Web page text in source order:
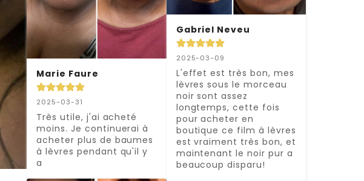
Marie Faure
2025-03-31
Très utile, j'ai acheté
moins. Je continuerai à
acheter plus de baumes
à lèvres pendant qu'il y
a
Gabriel Neveu
2025-03-09
L'effet est très bon, mes
lèvres sous le morceau
noir sont assez
longtemps, cette fois
pour acheter en
boutique ce film à lèvres
est vraiment très bon, et
maintenant le noir pur a
beaucoup disparu!